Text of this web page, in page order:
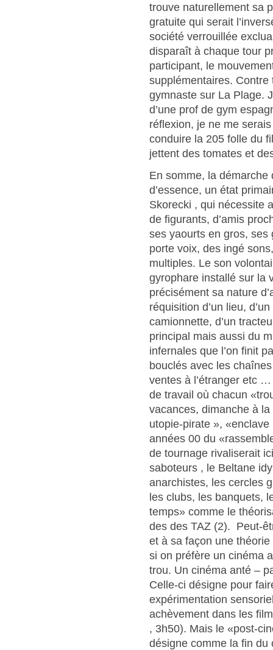
trouve naturellement sa
gratuite qui serait
société verrouillée
disparaît à chaque tour
participant, le
supplémentaires. Contre
gymnaste sur La Plage.
d’une prof de gym
réflexion, je ne me
conduire la 205 folle du
jettent des tomates et
En somme, la
d’essence, un état
Skorecki , qui nécessite
de figurants, d’amis
ses yaourts en gros, ses
porte voix, des ingé
multiples. Le son
gyrophare installé sur la
précisément sa nature
réquisition d’un lieu,
camionnette, d’un
principal mais aussi du
infernales que l’on finit
bouclés avec les
ventes à l’étranger etc
de travail où chacun
vacances, dimanche à
utopie-pirate »,
années 00 du
de tournage rivaliserait
saboteurs , le Beltane
anarchistes, les cercles
les clubs, les banquets,
temps» comme le
des des TAZ (2). Peut-
et à sa façon une
si on préfère un cinéma
trou. Un cinéma anté –
Celle-ci désigne pour
expérimentation
achèvement dans les
, 3h50). Mais le «post-
désigne comme la fin du